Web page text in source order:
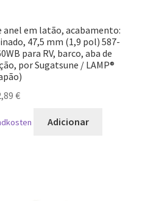
em latão, acabamento:
47,5 mm (1,9 pol) 587-
para RV, barco, aba de
por Sugatsune / LAMP®
€
Adicionar